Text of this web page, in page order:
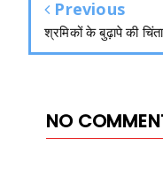
Previous
श्रमिकों के बुढ़ापे की
NO